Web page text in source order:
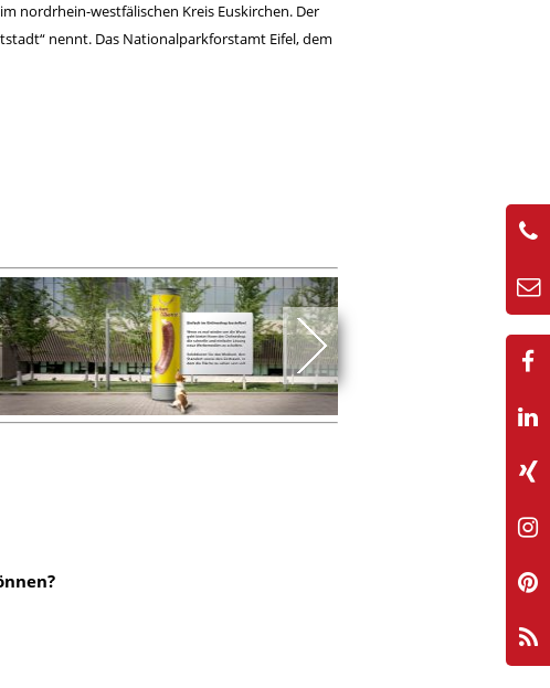
nordrhein-westfälischen Kreis Euskirchen. Der
nennt. Das Nationalparkforstamt Eifel, dem